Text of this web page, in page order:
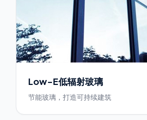
Low-E低辐射玻璃
节能玻璃，打造可持续建筑